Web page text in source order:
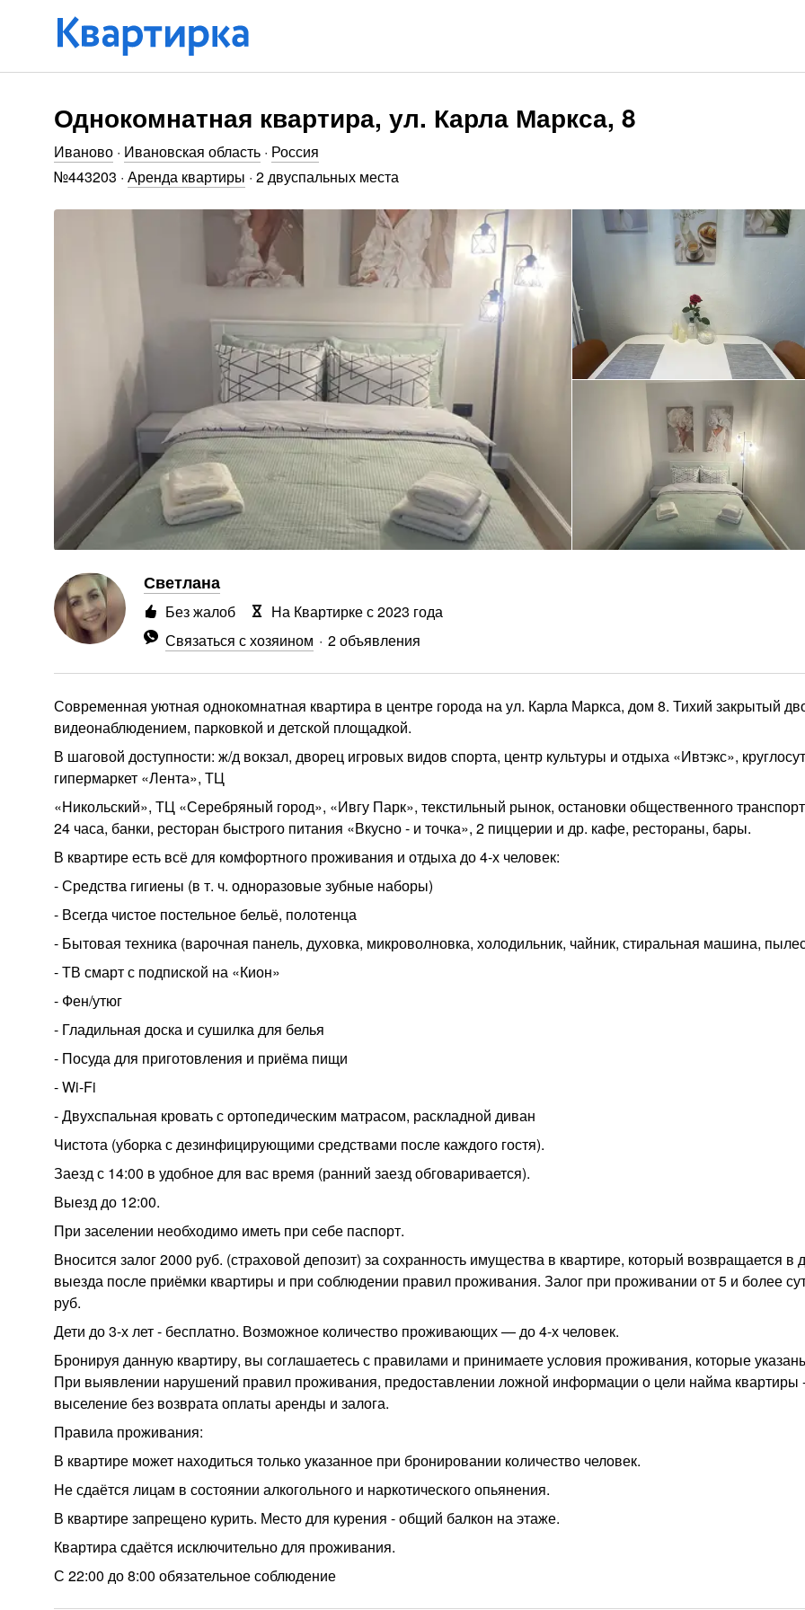
Однокомнатная квартира, ул. Карла Маркса, 8
Иваново · Ивановская область · Россия
№443203 · Аренда квартиры · 2 двуспальных места
Светлана
Связаться с хозяином 2 объявления
Без жалоб На Квартирке с 2023 года
Современная уютная однокомнатная квартира в центре города на ул. Карла Маркса, дом 8. Тихий закрытый
видеонаблюдением, парковкой и детской площадкой.
В шаговой доступности: ж/д вокзал, дворец игровых видов спорта, центр культуры и отдыха «Ивтэкс»,
гипермаркет «Лента», ТЦ
«Никольский», ТЦ «Серебряный город», «Ивгу Парк», текстильный рынок, остановки общественного
24 часа, банки, ресторан быстрого питания «Вкусно - и точка», 2 пиццерии и др. кафе, рестораны, бары.
В квартире есть всё для комфортного проживания и отдыха до 4-х человек:
- Средства гигиены (в т. ч. одноразовые зубные наборы)
- Всегда чистое постельное бельё, полотенца
- Бытовая техника (варочная панель, духовка, микроволновка, холодильник, чайник, стиральная машина,
- ТВ смарт с подпиской на «Кион»
- Фен/утюг
- Гладильная доска и сушилка для белья
- Посуда для приготовления и приёма пищи
- Wi-Fi
- Двухспальная кровать с ортопедическим матрасом, раскладной диван
Чистота (уборка с дезинфицирующими средствами после каждого гостя).
Заезд с 14:00 в удобное для вас время (ранний заезд обговаривается).
Выезд до 12:00.
При заселении необходимо иметь при себе паспорт.
Вносится залог 2000 руб. (страховой депозит) за сохранность имущества в квартире, который возвращается в
выезда после приёмки квартиры и при соблюдении правил проживания. Залог при проживании от 5 и более
руб.
Дети до 3-х лет - бесплатно. Возможное количество проживающих — до 4-х человек.
Бронируя данную квартиру, вы соглашаетесь с правилами и принимаете условия проживания, которые
При выявлении нарушений правил проживания, предоставлении ложной информации о цели найма квартиры
выселение без возврата оплаты аренды и залога.
Правила проживания:
В квартире может находиться только указанное при бронировании количество человек.
Не сдаётся лицам в состоянии алкогольного и наркотического опьянения.
В квартире запрещено курить. Место для курения - общий балкон на этаже.
Квартира сдаётся исключительно для проживания.
С 22:00 до 8:00 обязательное соблюдение